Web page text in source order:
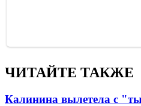
ЧИТАЙТЕ ТАКЖЕ
Калинина вылетела с